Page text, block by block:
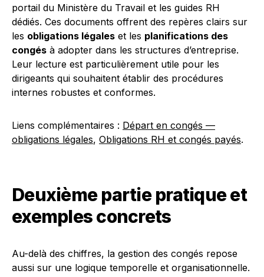
portail du Ministère du Travail et les guides RH
dédiés. Ces documents offrent des repères clairs sur
les obligations légales et les planifications des
congés à adopter dans les structures d’entreprise.
Leur lecture est particulièrement utile pour les
dirigeants qui souhaitent établir des procédures
internes robustes et conformes.
Liens complémentaires : Départ en congés —
obligations légales, Obligations RH et congés payés.
Deuxième partie pratique et
exemples concrets
Au-delà des chiffres, la gestion des congés repose
aussi sur une logique temporelle et organisationnelle.